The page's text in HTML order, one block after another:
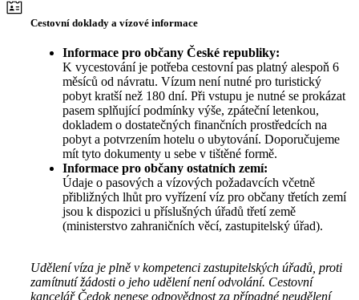
Cestovní doklady a vízové informace
Informace pro občany České republiky:
K vycestování je potřeba cestovní pas platný alespoň 6
měsíců od návratu. Vízum není nutné pro turistický
pobyt kratší než 180 dní. Při vstupu je nutné se prokázat
pasem splňující podmínky výše, zpáteční letenkou,
dokladem o dostatečných finančních prostředcích na
pobyt a potvrzením hotelu o ubytování. Doporučujeme
mít tyto dokumenty u sebe v tištěné formě.
Informace pro občany ostatních zemí:
Údaje o pasových a vízových požadavcích včetně
přibližných lhůt pro vyřízení víz pro občany třetích zemí
jsou k dispozici u příslušných úřadů třetí země
(ministerstvo zahraničních věcí, zastupitelský úřad).
Udělení víza je plně v kompetenci zastupitelských úřadů, proti
zamítnutí žádosti o jeho udělení není odvolání. Cestovní
kancelář Čedok nenese odpovědnost za případné neudělení